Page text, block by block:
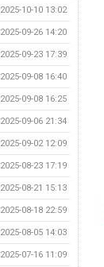
2025-10-10 13:02
2025-09-26 14:20
2025-09-23 17:39
2025-09-08 16:40
2025-09-08 16:25
2025-09-06 21:34
2025-09-02 12:09
2025-08-23 17:19
2025-08-21 15:13
2025-08-18 22:59
2025-08-05 14:03
2025-07-16 11:09